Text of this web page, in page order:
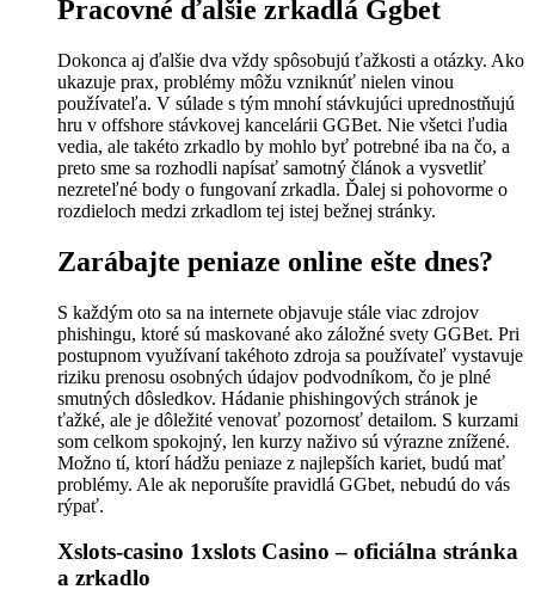
Pracovné ďalšie zrkadlá Ggbet
Dokonca aj ďalšie dva vždy spôsobujú ťažkosti a otázky. Ako
ukazuje prax, problémy môžu vzniknúť nielen vinou
používateľa. V súlade s tým mnohí stávkujúci uprednostňujú
hru v offshore stávkovej kancelárii GGBet. Nie všetci ľudia
vedia, ale takéto zrkadlo by mohlo byť potrebné iba na čo, a
preto sme sa rozhodli napísať samotný článok a vysvetliť
nezreteľné body o fungovaní zrkadla. Ďalej si pohovorme o
rozdieloch medzi zrkadlom tej istej bežnej stránky.
Zarábajte peniaze online ešte dnes?
S každým oto sa na internete objavuje stále viac zdrojov
phishingu, ktoré sú maskované ako záložné svety GGBet. Pri
postupnom využívaní takéhoto zdroja sa používateľ vystavuje
riziku prenosu osobných údajov podvodníkom, čo je plné
smutných dôsledkov. Hádanie phishingových stránok je
ťažké, ale je dôležité venovať pozornosť detailom. S kurzami
som celkom spokojný, len kurzy naživo sú výrazne znížené.
Možno tí, ktorí hádžu peniaze z najlepších kariet, budú mať
problémy. Ale ak neporušíte pravidlá GGbet, nebudú do vás
rýpať.
Xslots-casino 1xslots Casino – oficiálna stránka
a zrkadlo